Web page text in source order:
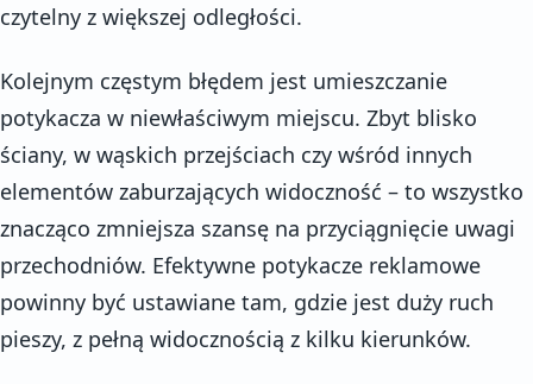
czytelny z większej odległości.
Kolejnym częstym błędem jest umieszczanie
potykacza w niewłaściwym miejscu. Zbyt blisko
ściany, w wąskich przejściach czy wśród innych
elementów zaburzających widoczność – to wszystko
znacząco zmniejsza szansę na przyciągnięcie uwagi
przechodniów. Efektywne potykacze reklamowe
powinny być ustawiane tam, gdzie jest duży ruch
pieszy, z pełną widocznością z kilku kierunków.